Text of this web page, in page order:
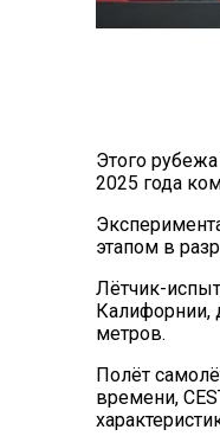
Этого
2025 года
этапом в
Лётчик-
Калифорнии,
метров.
Полёт
времени,